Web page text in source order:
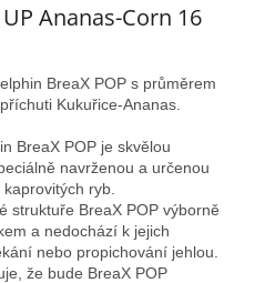
Ananas-Corn 16
BreaX POP s průměrem
Kukuřice-Ananas.
BreaX POP je skvělou
navrženou a určenou
ryb.
struktuře BreaX POP výborně
a nedochází k jejich
nebo propichování jehlou.
že bude BreaX POP